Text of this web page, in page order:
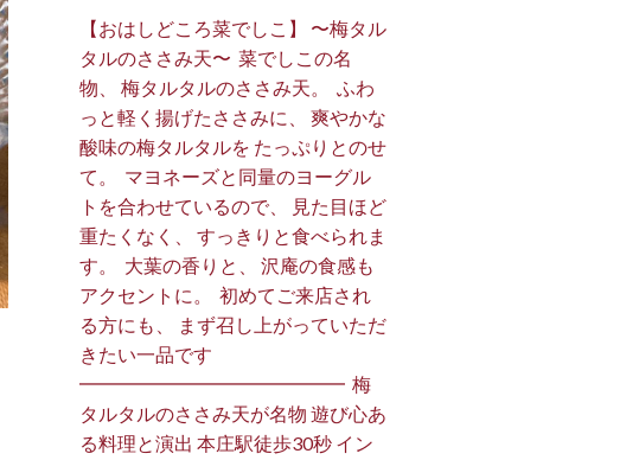
【おはしどころ菜でしこ】 〜梅タル
タルのささみ天〜 ⁡ 菜でしこの名
物、 梅タルタルのささみ天。 ⁡ ふわ
っと軽く揚げたささみに、 爽やかな
酸味の梅タルタルを たっぷりとのせ
て。 ⁡ マヨネーズと同量のヨーグル
トを合わせているので、 見た目ほど
重たくなく、 すっきりと食べられま
す。 ⁡ 大葉の香りと、 沢庵の食感も
アクセントに。 ⁡ 初めてご来店され
る方にも、 まず召し上がっていただ
きたい一品です️ ⁡
━━━━━━━━━━━━━━ ⁡ 梅
タルタルのささみ天が名物 遊び心あ
る料理と演出 本庄駅徒歩30秒 イン